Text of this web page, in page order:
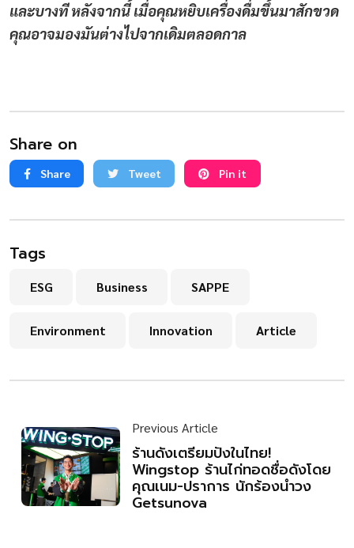
และบางที หลังจากนี้ เมื่อคุณหยิบเครื่องดื่มขึ้นมาสักขวด
คุณอาจมองมันต่างไปจากเดิมตลอดกาล
Share on
Share Tweet Pin it
Tags
ESG Business SAPPE
Environment Innovation Article
Previous Article
ร้านดังเตรียมปังในไทย!
Wingstop ร้านไก่ทอดชื่อดังโดย
คุณเนม-ปราการ นักร้องนำวง
Getsunova